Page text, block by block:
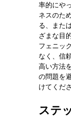
率的にや
ネスのた
る、また
ざまな目
フェニッ
なく、信
高い方法
の問題を
けてくだ
ステ